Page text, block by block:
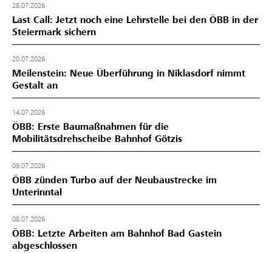
28.07.2026
Last Call: Jetzt noch eine Lehrstelle bei den ÖBB in der
Steiermark sichern
20.07.2026
Meilenstein: Neue Überführung in Niklasdorf nimmt
Gestalt an
14.07.2026
ÖBB: Erste Baumaßnahmen für die
Mobilitätsdrehscheibe Bahnhof Götzis
09.07.2026
ÖBB zünden Turbo auf der Neubaustrecke im
Unterinntal
08.07.2026
ÖBB: Letzte Arbeiten am Bahnhof Bad Gastein
abgeschlossen